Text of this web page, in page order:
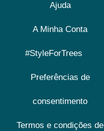
Ajuda
A Minha Conta
#StyleForTrees
Preferências de
consentimento
Termos e condições de